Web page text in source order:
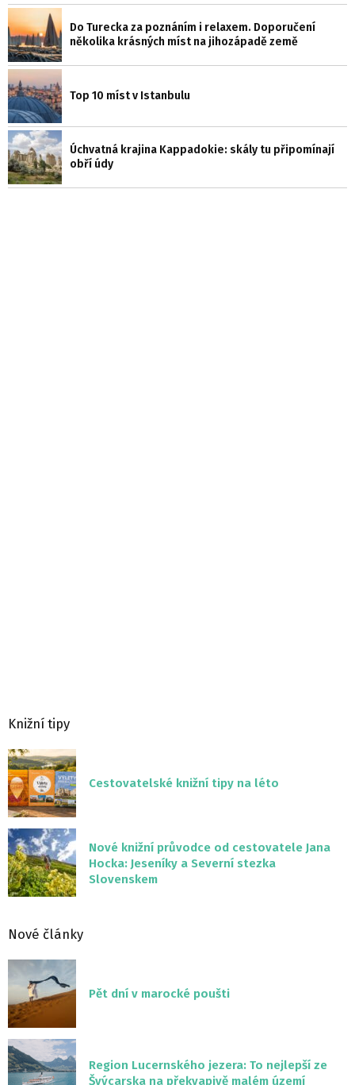
Do Turecka za poznáním i relaxem. Doporučení
několika krásných míst na jihozápadě země
Top 10 míst v Istanbulu
Úchvatná krajina Kappadokie: skály tu připomínají
obří údy
Knižní tipy
Cestovatelské knižní tipy na léto
Nové knižní průvodce od cestovatele Jana
Hocka: Jeseníky a Severní stezka
Slovenskem
Nové články
Pět dní v marocké poušti
Region Lucernského jezera: To nejlepší ze
Švýcarska na překvapivě malém území